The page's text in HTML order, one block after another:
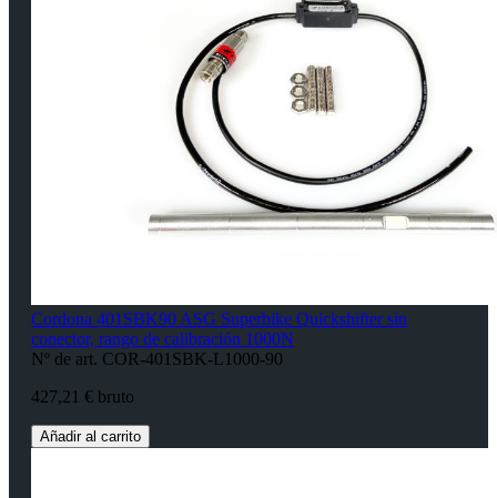
Cordona 401SBK90 ASG Superbike Quickshifter sin
conector, rango de calibración 1000N
Nº de art. COR-401SBK-L1000-90
427,21 € bruto
Añadir al carrito